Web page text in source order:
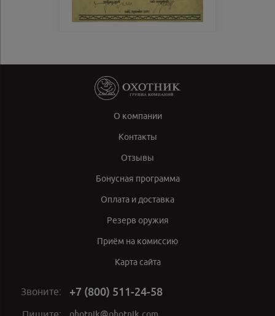
О компании
Контакты
Отзывы
Бонусная программа
Оплата и доставка
Резерв оружия
Приём на комиссию
Карта сайта
Звоните: +7 (800) 511-24-58